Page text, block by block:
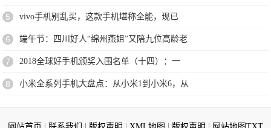
5 vivo手机别乱买，这款手机堪称全能，现已
6 端午节：四川好人“绵州燕姐”又陪九位高龄老
7 2018全球好手机颁奖入围名单（十四）：一
8 小米全系列手机大盘点：从小米1到小米6，从